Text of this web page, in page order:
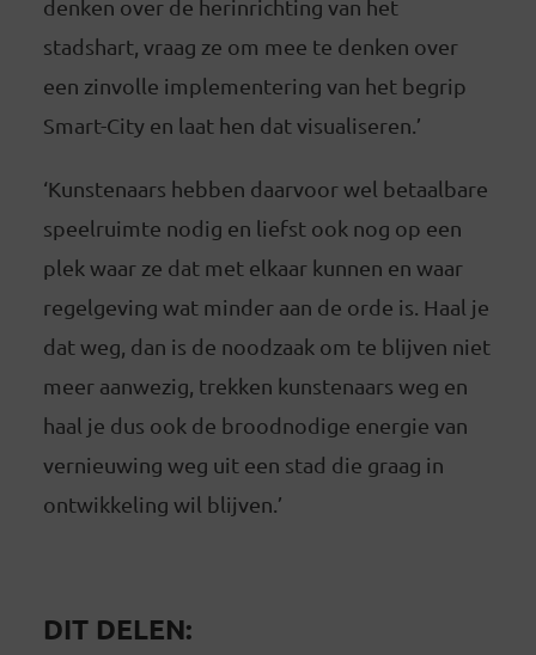
denken over de herinrichting van het
stadshart, vraag ze om mee te denken over
een zinvolle implementering van het begrip
Smart-City en laat hen dat visualiseren.’
‘Kunstenaars hebben daarvoor wel betaalbare
speelruimte nodig en liefst ook nog op een
plek waar ze dat met elkaar kunnen en waar
regelgeving wat minder aan de orde is. Haal je
dat weg, dan is de noodzaak om te blijven niet
meer aanwezig, trekken kunstenaars weg en
haal je dus ook de broodnodige energie van
vernieuwing weg uit een stad die graag in
ontwikkeling wil blijven.’
DIT DELEN: